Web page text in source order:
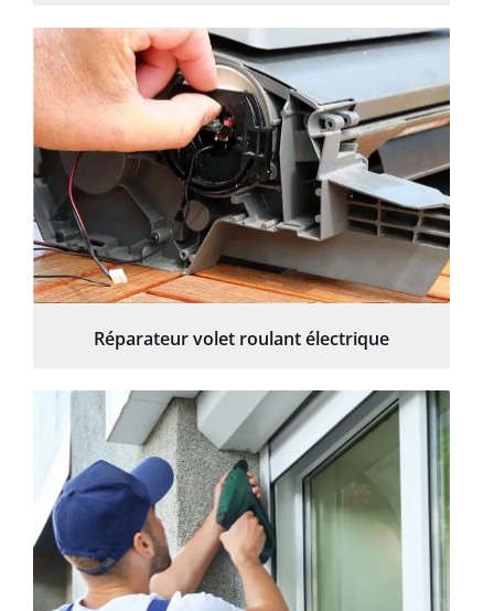
Réparateur volet roulant électrique